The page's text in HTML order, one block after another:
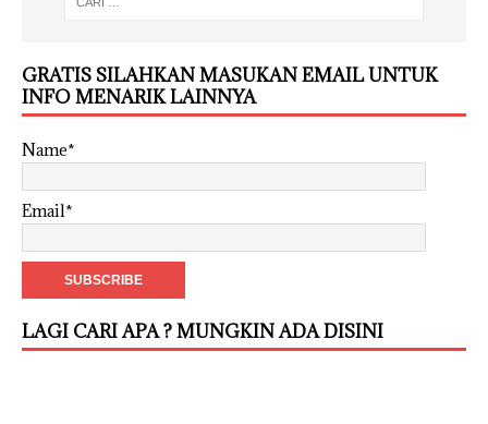
GRATIS SILAHKAN MASUKAN EMAIL UNTUK
INFO MENARIK LAINNYA
Name*
Email*
LAGI CARI APA ? MUNGKIN ADA DISINI